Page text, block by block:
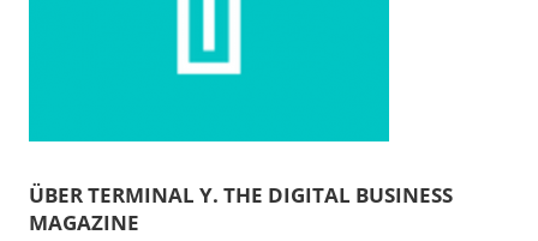
ÜBER TERMINAL Y. THE DIGITAL BUSINESS
MAGAZINE